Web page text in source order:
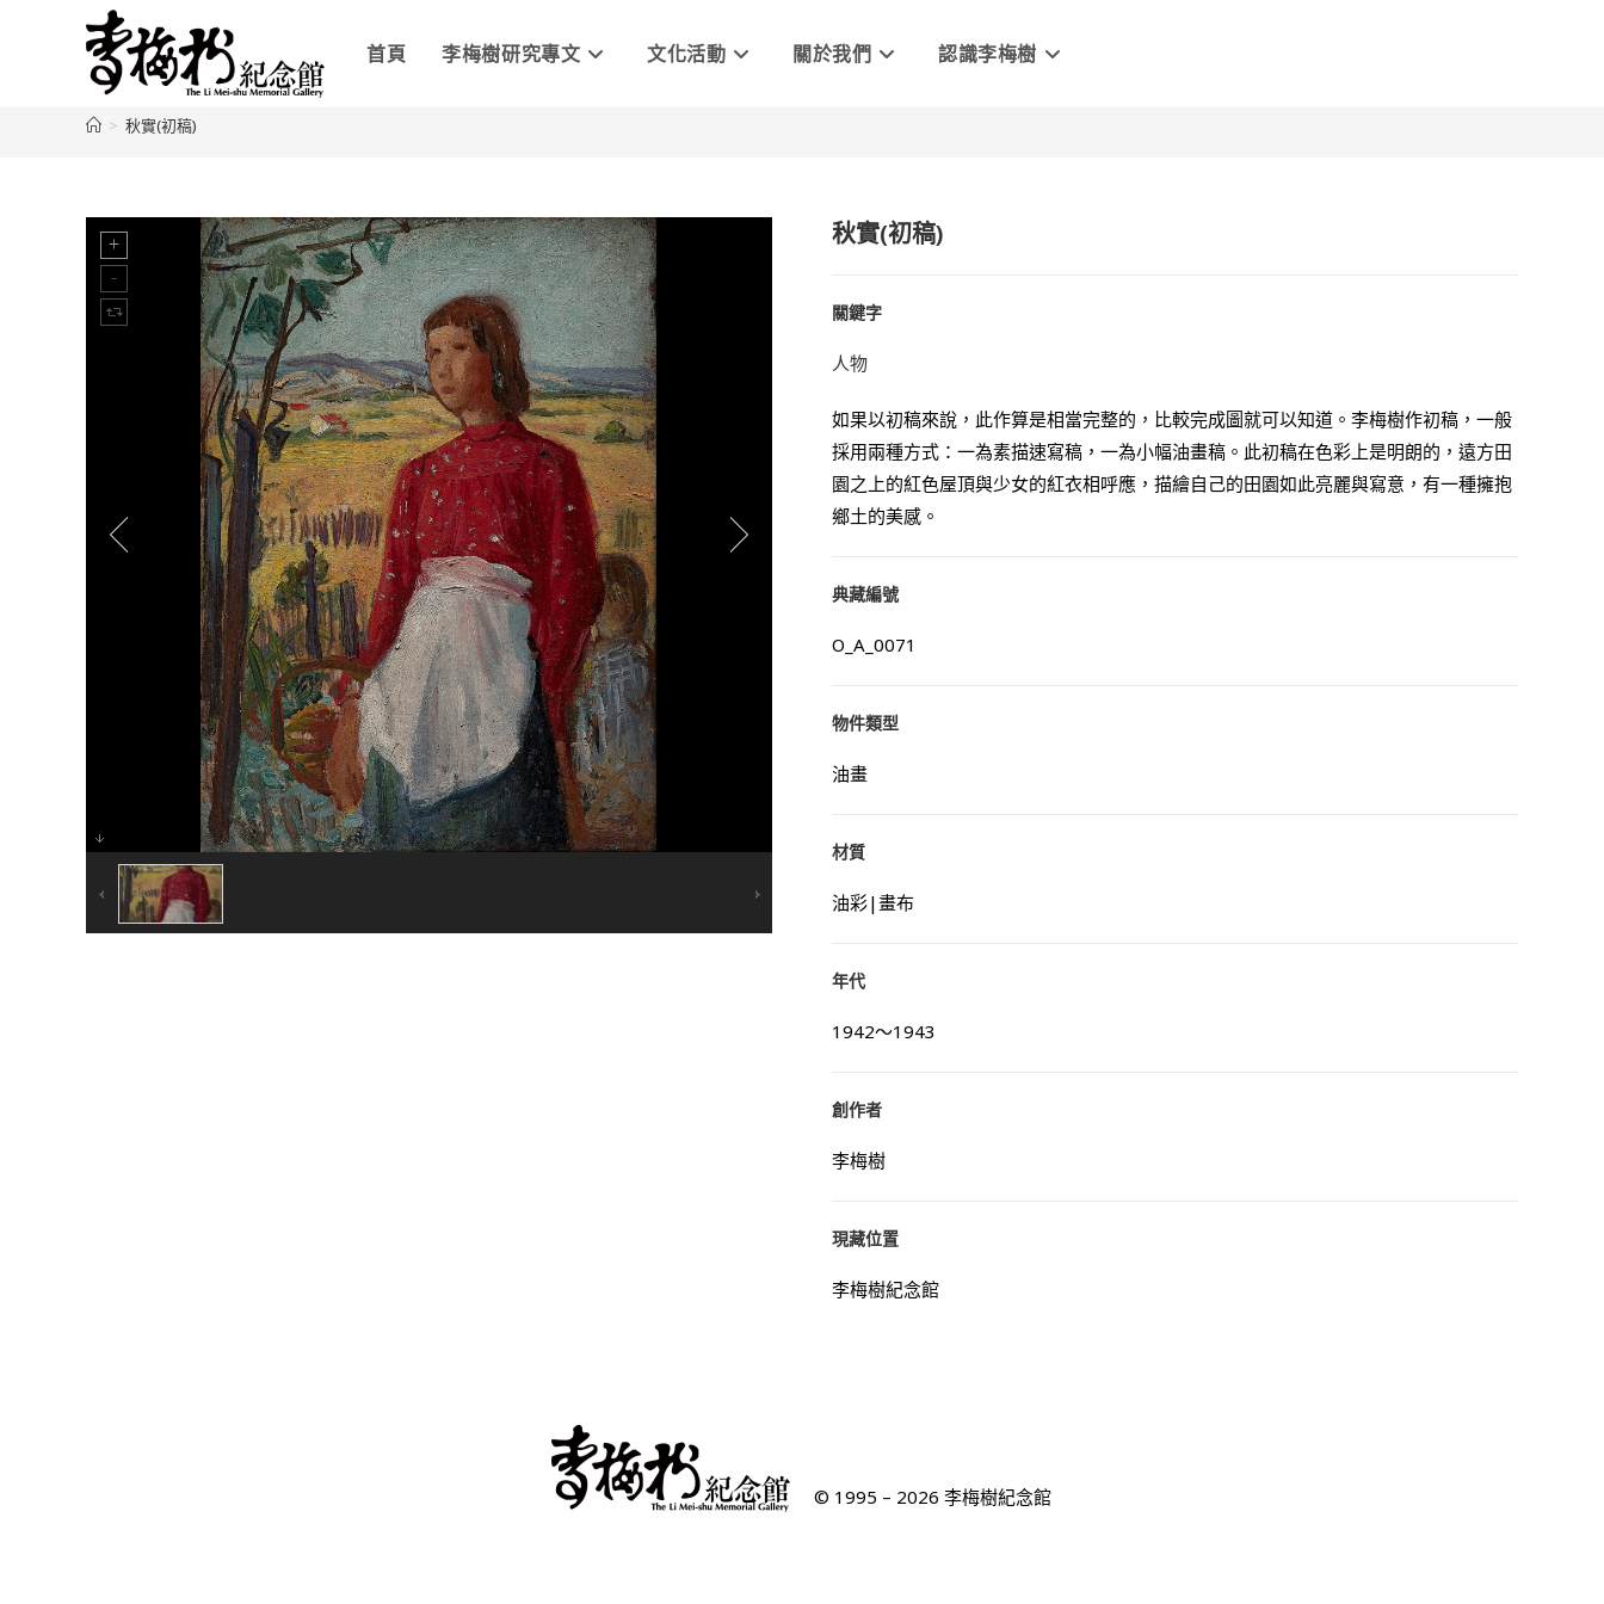
首頁 李梅樹研究專文 文化活動 關於我們 認識李梅樹
> 秋實(初稿)
秋實(初稿)
關鍵字
人物
如果以初稿來說，此作算是相當完整的，比較完成圖就可以知道。李梅樹作初稿，一般
採用兩種方式：一為素描速寫稿，一為小幅油畫稿。此初稿在色彩上是明朗的，遠方田
園之上的紅色屋頂與少女的紅衣相呼應，描繪自己的田園如此亮麗與寫意，有一種擁抱
鄉土的美感。
典藏編號
O_A_0071
物件類型
油畫
材質
油彩|畫布
年代
1942～1943
創作者
李梅樹
現藏位置
李梅樹紀念館
© 1995 – 2026 李梅樹紀念館